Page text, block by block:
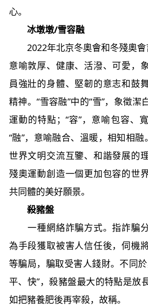
心。
冰墩墩/雪容融
2022年北京冬奧會和冬殘奧會
意喻敦厚、健康、活潑、可愛，
員強壯的身體、堅韌的意志和鼓
精神。“雪容融”中的“雪”，象徵潔
運動的特點；“容”，意喻包容、
“融”，意喻融合、溫暖，相知相融
世界文明交流互鑒、和諧發展的
殘奧運動創造一個更加包容的世
共同體的美好願景。
殺豬盤
一種網絡詐騙方式。指詐騙
為手段獲取被害人信任後，伺機
等騙局，騙取受害人錢財。不同於
平、快”，殺豬盤最大的特點是放
如把豬養肥後再宰殺，故稱。